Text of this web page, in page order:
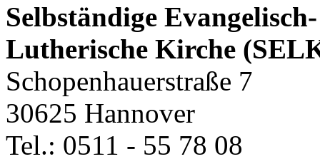
Selbständige Evangelisch-
Lutherische Kirche
Schopenhauerstraße 7
30625 Hannover
Tel.: 0511 - 55 78 08